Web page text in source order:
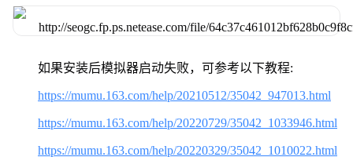
如果安装后模拟器启动失败，可参考以下教程:
https://mumu.163.com/help/20210512/35042_947013.html
https://mumu.163.com/help/20220729/35042_1033946.html
https://mumu.163.com/help/20220329/35042_1010022.html